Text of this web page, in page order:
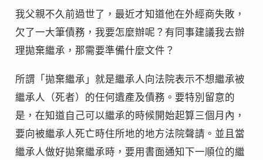
我父親不久前過世了，最近才知道他在外經商失敗，
欠了一大筆債務，我要怎麼辦呢？有同事建議我去辦
理拋棄繼承，那需要準備什麼文件？
所謂「拋棄繼承」就是繼承人向法院表示不想繼承被
繼承人（死者）的任何遺產及債務。要特別留意的
是，在知道自己可以繼承的時候開始起算三個月內，
要向被繼承人死亡時住所地的地方法院聲請。並且當
繼承人做好拋棄繼承時，要用書面通知下一順位的繼